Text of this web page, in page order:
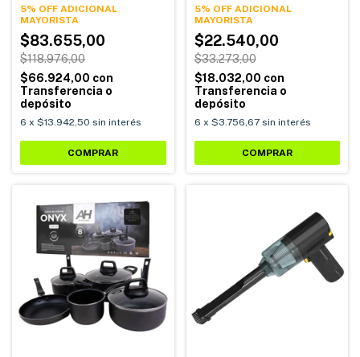
5% OFF ADICIONAL
$83.655,00
$118.976,00
$66.924,00 con
Transferencia o
depósito
6 x $13.942,50 sin interés
5% OFF ADICIONAL
$22.540,00
$33.273,00
$18.032,00 con
Transferencia o
depósito
6 x $3.756,67 sin interés